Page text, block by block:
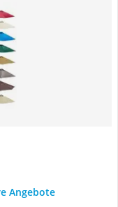
Angebote